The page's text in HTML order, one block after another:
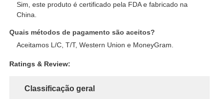
Sim, este produto é certificado pela FDA e fabricado na
China.
Quais métodos de pagamento são aceitos?
Aceitamos L/C, T/T, Western Union e MoneyGram.
Ratings & Review:
Classificação geral